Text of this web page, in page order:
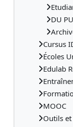
DU
Cursus
Écoles
Edulab
MOOC
Outils